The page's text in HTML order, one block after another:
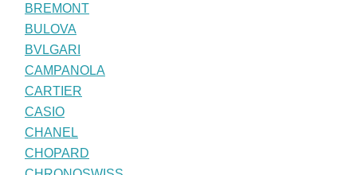
BREMONT
BULOVA
BVLGARI
CAMPANOLA
CARTIER
CASIO
CHANEL
CHOPARD